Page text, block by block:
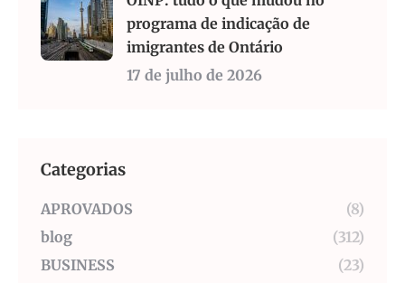
programa de indicação de
imigrantes de Ontário
17 de julho de 2026
Categorias
APROVADOS
(8)
blog
(312)
BUSINESS
(23)